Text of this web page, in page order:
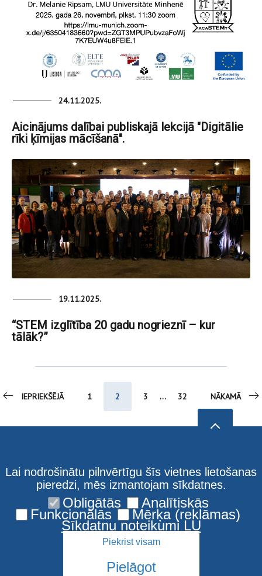
24.11.2025.
Aicinājums dalībai publiskajā lekcijā "Digitālie
rīki ķīmijas mācīšanā".
19.11.2025.
“STEM izglītība 20 gadu nogrieznī – kur
tālāk?”
IEPRIEKŠĒJĀ 1 2 3 ... 32 NĀKAMĀ
Lai nodrošinātu pilnvērtīgu šīs vietnes lietošanas
pieredzi, mēs izmantojam sīkdatnes.
Obligātās Analītiskās
Funkcionālās Mērķa (reklāmas)
Sīkdatņu noteikumi LU
Piekrist visam
Pielāgot